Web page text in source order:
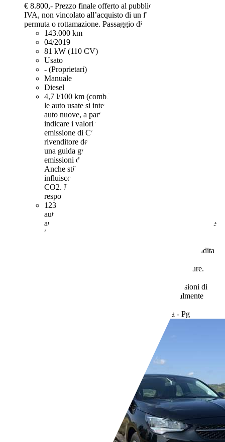
€ 8.800,- Prezzo finale offerto al pubblico, comprensivo di
IVA, non vincolato all’acquisto di un finanziamento, a
permuta o rottamazione. Passaggio di proprietà e IPT esclusi.
143.000 km
04/2019
81 kW (110 CV)
Usato
- (Proprietari)
Manuale
Diesel
4,7 l/100 km (comb.)
le auto usate si intendono riferiti al ciclo NEDC. Per le
auto nuove, a partire dal 16.2.2021, iI rivenditore deve
indicare i valori relativi al consumo di carburante ed
emissione di CO2 misurati con il ciclo WLTP. Il
rivenditore deve rendere disponibile nel punto vendita
una guida gratuita su risparmio di carburante e
emissioni di CO2 dei nuovi modelli di autovetture.
Anche stile di guida e altri fattori non tecnici
influiscono su consumo di carburante e emissioni di
CO2. Il CO2 è il gas a effetto serra principalmente
responsabile del riscaldamento terrestre.
123 g/km (comb.)
auto usate si intendono riferiti al ciclo NEDC. Per le
auto nuove, a partire dal 16.2.2021, iI rivenditore deve
indicare i valori relativi al consumo di carburante ed
rivenditore deve rendere disponibile nel punto vendita
emissioni di CO2 dei nuovi modelli di autovetture.
influiscono su consumo di carburante e emissioni di
CO2. Il CO2 è il gas a effetto serra principalmente
IT-06083 Ospedalicchio - Perugia - Pg